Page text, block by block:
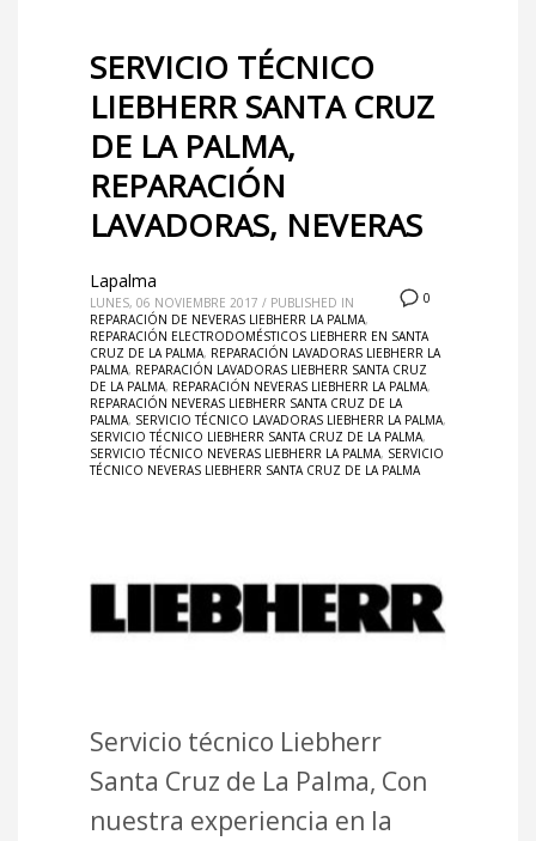
SERVICIO TÉCNICO
LIEBHERR SANTA CRUZ
DE LA PALMA,
REPARACIÓN
LAVADORAS, NEVERAS
0
Lapalma
LUNES, 06 NOVIEMBRE 2017 / PUBLISHED IN
REPARACIÓN DE NEVERAS LIEBHERR LA PALMA,
REPARACIÓN ELECTRODOMÉSTICOS LIEBHERR EN SANTA
CRUZ DE LA PALMA, REPARACIÓN LAVADORAS LIEBHERR LA
PALMA, REPARACIÓN LAVADORAS LIEBHERR SANTA CRUZ
DE LA PALMA, REPARACIÓN NEVERAS LIEBHERR LA PALMA,
REPARACIÓN NEVERAS LIEBHERR SANTA CRUZ DE LA
PALMA, SERVICIO TÉCNICO LAVADORAS LIEBHERR LA PALMA,
SERVICIO TÉCNICO LIEBHERR SANTA CRUZ DE LA PALMA,
SERVICIO TÉCNICO NEVERAS LIEBHERR LA PALMA, SERVICIO
TÉCNICO NEVERAS LIEBHERR SANTA CRUZ DE LA PALMA
Servicio técnico Liebherr
Santa Cruz de La Palma, Con
nuestra experiencia en la